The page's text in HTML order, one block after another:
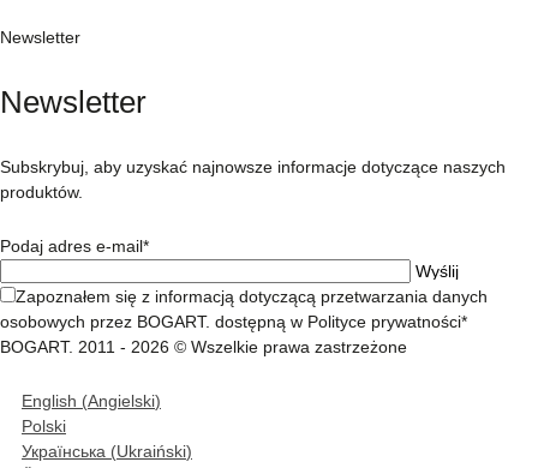
Newsletter
Newsletter
Subskrybuj, aby uzyskać najnowsze informacje dotyczące naszych
produktów.
Podaj adres e-mail*
Zapoznałem się z informacją dotyczącą przetwarzania danych
osobowych przez BOGART. dostępną w Polityce prywatności*
BOGART. 2011 - 2026 © Wszelkie prawa zastrzeżone
English (Angielski)
Polski
Українська (Ukraiński)